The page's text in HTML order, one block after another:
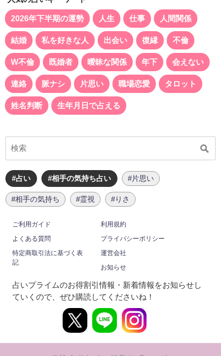
2026年下半期の運勢 人生 仕事 人間関係
結婚 私を好きな人 出会い 復縁 不倫
W不倫 既婚者 曖昧な関係 年下 会えない
連絡 脈ナシ 片思い 職場恋愛 タロット
姓名判断 生年月日で占える
#占い #相手の気持ち占い #片思い
#相手の気持ち #霊視 #りさ
ご利用ガイド
利用規約
よくある質問
プライバシーポリシー
特定商取引法に基づく表
記
運営会社
お知らせ
占いプライムのお得割引情報・新着情報をお知らせし
ていくので、ぜひ購読してくださいね！